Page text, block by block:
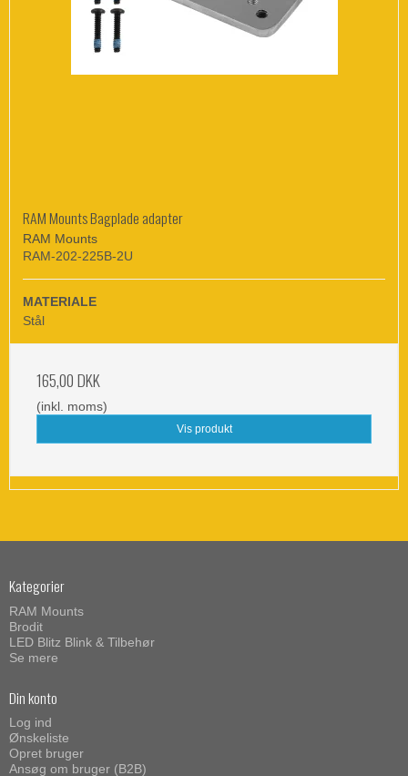
RAM Mounts Bagplade adapter
RAM Mounts
RAM-202-225B-2U
MATERIALE
Stål
165,00 DKK
(inkl. moms)
Vis produkt
Kategorier
RAM Mounts
Brodit
LED Blitz Blink & Tilbehør
Se mere
Din konto
Log ind
Ønskeliste
Opret bruger
Ansøg om bruger (B2B)